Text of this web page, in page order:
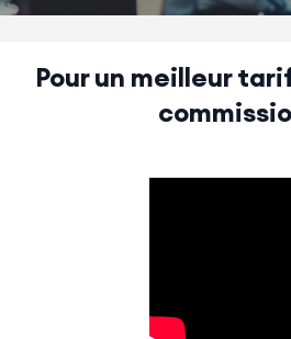
Pour un meilleur